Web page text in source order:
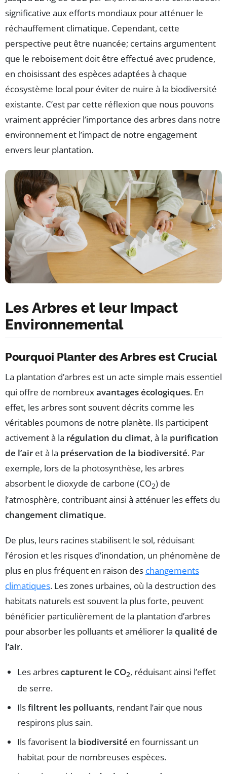
significative aux efforts mondiaux pour atténuer le
réchauffement climatique. Cependant, cette
perspective peut être nuancée; certains argumentent
que le reboisement doit être effectué avec prudence,
en choisissant des espèces adaptées à chaque
écosystème local pour éviter de nuire à la biodiversité
existante. C’est par cette réflexion que nous pouvons
vraiment apprécier l’importance des arbres dans notre
environnement et l’impact de notre engagement
envers leur plantation.
Les Arbres et leur Impact
Environnemental
Pourquoi Planter des Arbres est Crucial
La plantation d’arbres est un acte simple mais essentiel
qui offre de nombreuxavantages écologiques. En
effet, les arbres sont souvent décrits comme les
véritables poumons de notre planète. Ils participent
activement à la régulation du climat, à la purification
de l’air et à la préservation de la biodiversité. Par
exemple, lors de la photosynthèse, les arbres
absorbent le dioxyde de carbone (CO2) de
l’atmosphère, contribuant ainsi à atténuer les effets du
changement climatique.
De plus, leurs racines stabilisent le sol, réduisant
l’érosion et les risques d’inondation, un phénomène de
plus en plus fréquent en raison des changements
climatiques. Les zones urbaines, où la destruction des
habitats naturels est souvent la plus forte, peuvent
bénéficier particulièrement de la plantation d’arbres
pour absorber les polluants et améliorer la qualité de
l’air.
Les arbrescapturent le CO2, réduisant ainsi l’effet
de serre.
Ilsfiltrent les polluants, rendant l’air que nous
respirons plus sain.
Ils favorisent la biodiversité en fournissant un
habitat pour de nombreuses espèces.